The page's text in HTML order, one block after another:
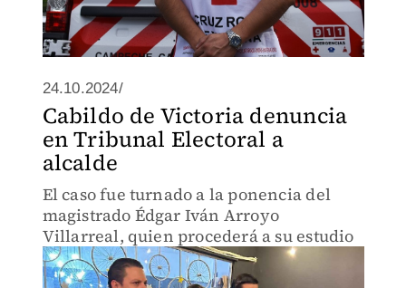
24.10.2024/
Cabildo de Victoria denuncia
en Tribunal Electoral a
alcalde
El caso fue turnado a la ponencia del
magistrado Édgar Iván Arroyo
Villarreal, quien procederá a su estudio